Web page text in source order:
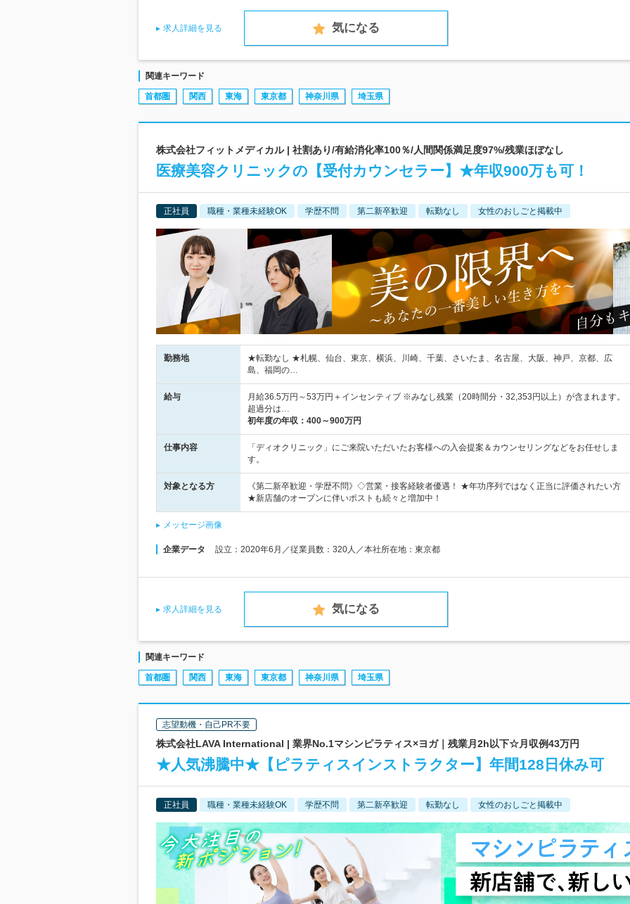
求人詳細を見る 気になる
関連キーワード
首都圏 関西 東海 東京都 神奈川県 埼玉県
株式会社フィットメディカル | 社割あり/有給消化率100％/人間関係満足度97%/残業ほぼなし
医療美容クリニックの【受付カウンセラー】★年収900万も可！
正社員 職種・業種未経験OK 学歴不問 第二新卒歓迎 転勤なし 女性のおしごと掲載中
勤務地
★転勤なし ★札幌、仙台、東京、横浜、川崎、千葉、さいたま、名古屋、大阪、神戸、京都、広
島、福岡の…
給与
月給36.5万円～53万円＋インセンティブ ※みなし残業（20時間分・32,353円以上）が含まれます。
超過分は…
初年度の年収： 400～900万円
仕事内容
「ディオクリニック」にご来院いただいたお客様への入会提案＆カウンセリングなどをお任せしま
す。
対象となる方
《第二新卒歓迎・学歴不問》◇営業・接客経験者優遇！ ★年功序列ではなく正当に評価されたい方
★新店舗のオープンに伴いポストも続々と増加中！
メッセージ画像
企業データ 設立：2020年6月／従業員数：320人／本社所在地：東京都
求人詳細を見る 気になる
関連キーワード
首都圏 関西 東海 東京都 神奈川県 埼玉県
志望動機・自己PR不要
株式会社LAVA International | 業界No.1マシンピラティス×ヨガ｜残業月2h以下☆月収例43万円
★人気沸騰中★【ピラティスインストラクター】年間128日休み可
正社員 職種・業種未経験OK 学歴不問 第二新卒歓迎 転勤なし 女性のおしごと掲載中